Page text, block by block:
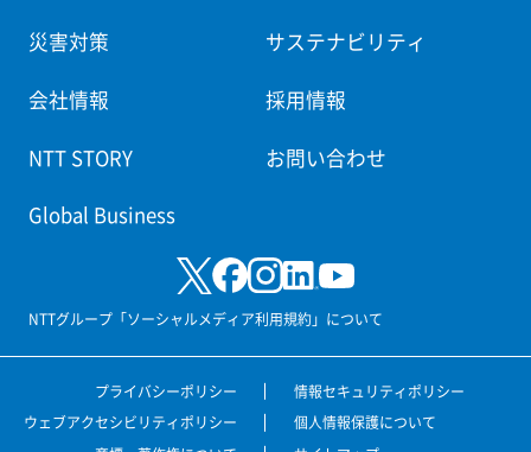
災害対策 サステナビリティ
会社情報 採用情報
NTT STORY お問い合わせ
Global Business
NTTグループ「ソーシャルメディア利用規約」について
プライバシーポリシー
情報セキュリティポリシー
ウェブアクセシビリティポリシー
個人情報保護について